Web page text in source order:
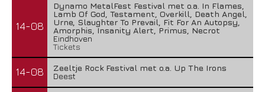
14-08
Dynamo MetalFest Festival met o.a. In Flames,
Lamb Of God, Testament, Overkill, Death Angel,
Urne, Slaughter To Prevail, Fit For An Autopsy,
Amorphis, Insanity Alert, Primus, Necrot
Eindhoven
Tickets
14-08
Zeeltje Rock Festival met o.a. Up The Irons
Deest